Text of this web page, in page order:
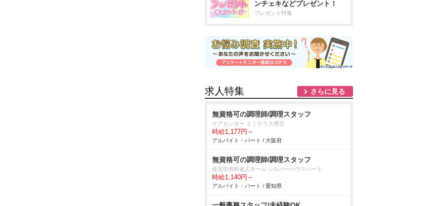
ンチェキなどプレゼント！
プレゼント特集
求人特集 さらに見る
無資格可の調理師/調理スタッフ
ケアセンター エミテラス堺北
時給1,177円～
アルバイト・パート / 大阪府
無資格可の調理師/調理スタッフ
住宅型有料老人ホーム シルバーハウスハート
時給1,140円～
アルバイト・パート / 愛知県